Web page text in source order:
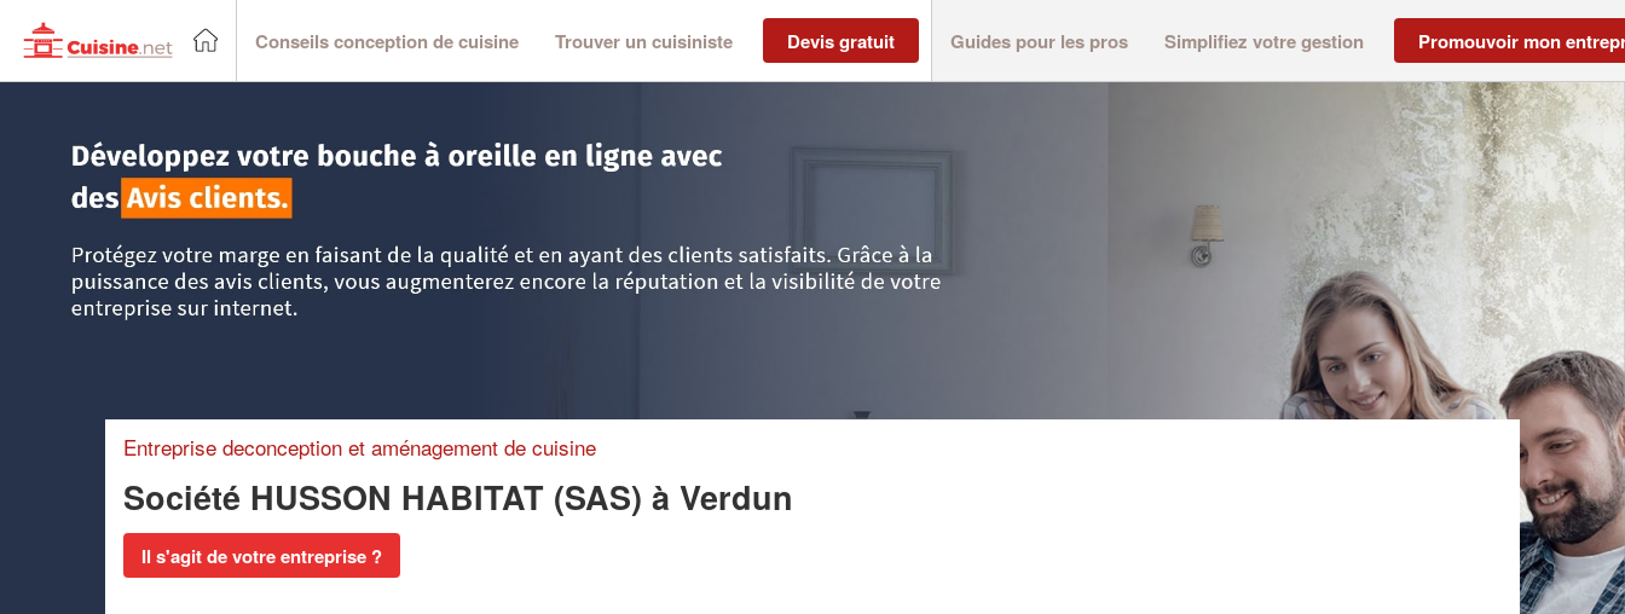
Conseils conception de cuisine Trouver un cuisiniste Devis gratuit Guides pour les pros Simplifiez votre gestion Promouvoir mon
Entreprise deconception et aménagement de cuisine
Société HUSSON HABITAT (SAS) à Verdun
Il s'agit de votre entreprise ?